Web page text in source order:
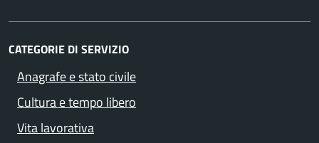
CATEGORIE DI SERVIZIO
Anagrafe e stato civile
Cultura e tempo libero
Vita lavorativa